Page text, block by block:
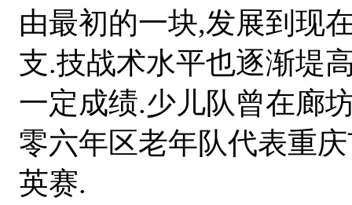
由最初的一块,发展到现
支.技战术水平也逐渐堤
一定成绩.少儿队曾在廊
零六年区老年队代表重
英赛.